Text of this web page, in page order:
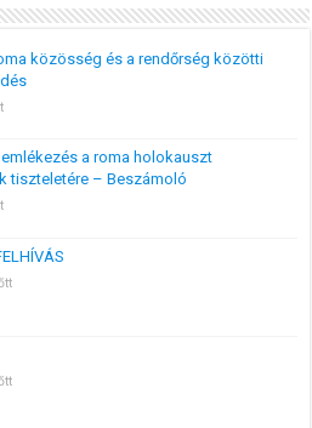
közösség és a rendőrség közötti
a roma holokauszt
tiszteletére – Beszámoló